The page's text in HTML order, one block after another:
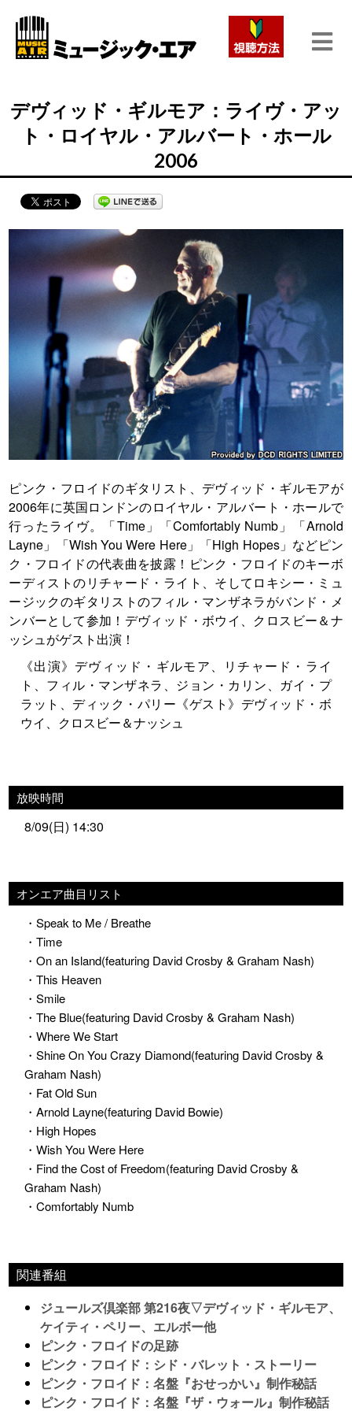
デヴィッド・ギルモア：ライヴ・アッ
ト・ロイヤル・アルバート・ホール
2006
ピンク・フロイドのギタリスト、デヴィッド・ギルモアが
2006年に英国ロンドンのロイヤル・アルバート・ホールで
行ったライヴ。「Time」「Comfortably Numb」「Arnold
Layne」「Wish You Were Here」「High Hopes」などピン
ク・フロイドの代表曲を披露！ピンク・フロイドのキーボ
ーディストのリチャード・ライト、そしてロキシー・ミュ
ージックのギタリストのフィル・マンザネラがバンド・メ
ンバーとして参加！デヴィッド・ボウイ、クロスビー＆ナ
ッシュがゲスト出演！
《出演》デヴィッド・ギルモア、リチャード・ライ
ト、フィル・マンザネラ、ジョン・カリン、ガイ・プ
ラット、ディック・パリー《ゲスト》デヴィッド・ボ
ウイ、クロスビー＆ナッシュ
放映時間
8/09(日) 14:30
オンエア曲目リスト
・Speak to Me / Breathe
・Time
・On an Island(featuring David Crosby & Graham Nash)
・This Heaven
・Smile
・The Blue(featuring David Crosby & Graham Nash)
・Where We Start
・Shine On You Crazy Diamond(featuring David Crosby &
Graham Nash)
・Fat Old Sun
・Arnold Layne(featuring David Bowie)
・High Hopes
・Wish You Were Here
・Find the Cost of Freedom(featuring David Crosby &
Graham Nash)
・Comfortably Numb
関連番組
ジュールズ倶楽部 第216夜▽デヴィッド・ギルモア、
ケイティ・ペリー、エルボー他
ピンク・フロイドの足跡
ピンク・フロイド：シド・バレット・ストーリー
ピンク・フロイド：名盤『おせっかい』制作秘話
ピンク・フロイド：名盤『ザ・ウォール』制作秘話